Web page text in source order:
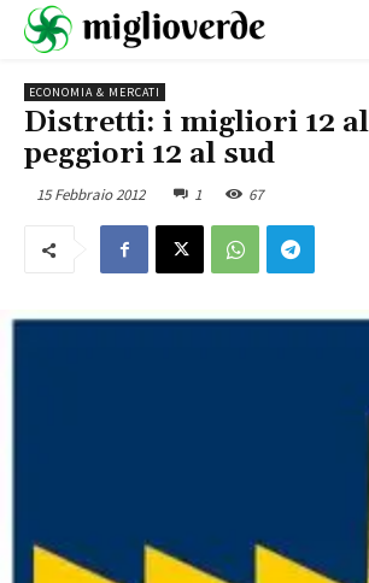
ECONOMIA & MERCATI
Distretti: i migliori 12
peggiori 12 al sud
15 Febbraio 2012 1 67